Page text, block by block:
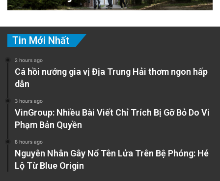
Tin Mới Nhất
2 hours ago
Cá hồi nướng gia vị Địa Trung Hải thơm ngon hấp
dẫn
3 hours ago
VinGroup: Nhiều Bài Viết Chỉ Trích Bị Gỡ Bỏ Do Vi
Phạm Bản Quyền
8 hours ago
Nguyên Nhân Gây Nổ Tên Lửa Trên Bệ Phóng: Hé
Lộ Từ Blue Origin